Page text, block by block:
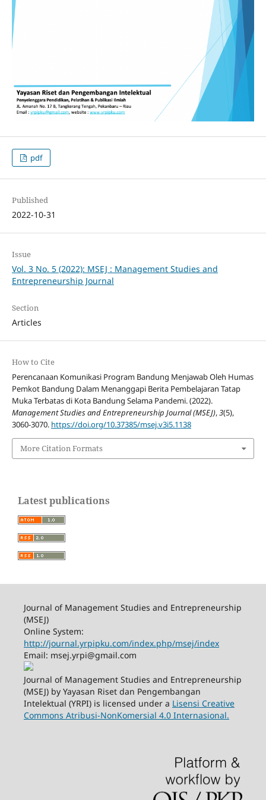
pdf
Published
2022-10-31
Issue
Vol. 3 No. 5 (2022): MSEJ : Management Studies and
Entrepreneurship Journal
Section
Articles
How to Cite
Perencanaan Komunikasi Program Bandung Menjawab Oleh Humas
Pemkot Bandung Dalam Menanggapi Berita Pembelajaran Tatap
Muka Terbatas di Kota Bandung Selama Pandemi. (2022).
Management Studies and Entrepreneurship Journal (MSEJ),3(5),
3060-3070. https://doi.org/10.37385/msej.v3i5.1138
More Citation Formats
Latest publications
Journal of Management Studies and Entrepreneurship
(MSEJ)
Online System:
http://journal.yrpipku.com/index.php/msej/index
Email: msej.yrpi@gmail.com
Journal of Management Studies and Entrepreneurship
(MSEJ) by Yayasan Riset dan Pengembangan
Intelektual (YRPI) is licensed under a Lisensi Creative
Commons Atribusi-NonKomersial 4.0 Internasional.